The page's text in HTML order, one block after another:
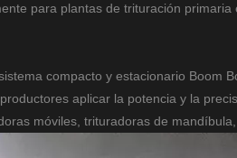
para plantas de trituración
compacto y estacionario Boom
aplicar la potencia y la
móviles, trituradoras de